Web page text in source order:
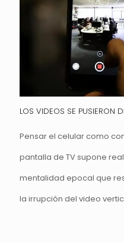
LOS VIDEOS SE PUSIERON
Pensar el celular como
pantalla de TV supone
mentalidad epocal que
la irrupción del video